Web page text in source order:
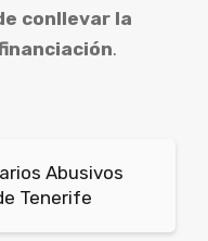
conllevar la
.
Abusivos
Tenerife